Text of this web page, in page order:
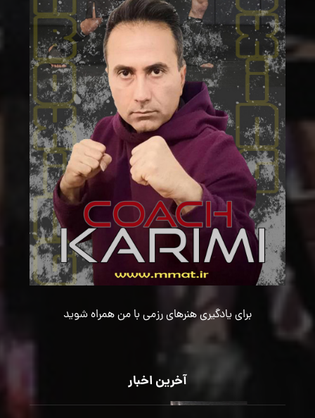
برای یادگیری هنرهای رزمی با من همراه شوید
آخرین اخبار